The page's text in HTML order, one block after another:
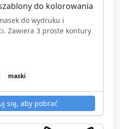
do kolorowania
do wydruku i
Zawiera 3 proste kontury
maski
się, aby pobrać